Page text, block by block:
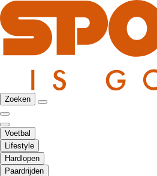
Zoeken
Voetbal
Lifestyle
Hardlopen
Paardrijden